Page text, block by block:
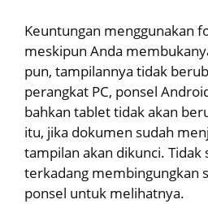
Keuntungan menggunakan
meskipun Anda
pun, tampilannya tidak
perangkat PC, ponsel
bahkan tablet tidak akan
itu, jika dokumen sudah
tampilan akan dikunci. Tidak
terkadang membingungkan
ponsel untuk melihatnya.